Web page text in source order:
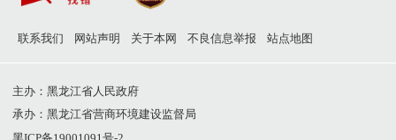
联系我们 网站声明 关于本网 不良信息举报 站点地图
主办：黑龙江省人民政府
承办：黑龙江省营商环境建设监督局